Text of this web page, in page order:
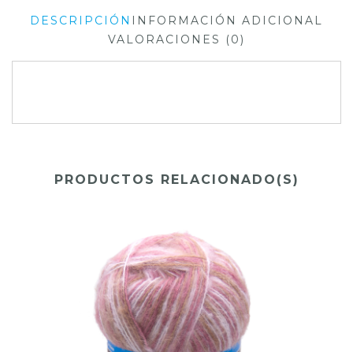
DESCRIPCIÓN INFORMACIÓN ADICIONAL
VALORACIONES (0)
PRODUCTOS RELACIONADO(S)